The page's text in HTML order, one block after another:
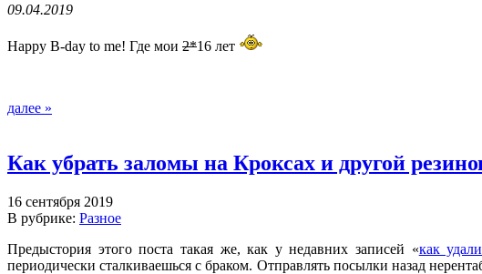
09.04.2019
Happy B-day to me! Где мои 2*16 лет
далее »
Как убрать заломы на Кроксах и другой
16 сентября 2019
В рубрике: Разное
Предыстория этого поста такая же, как у недавних записей «как
периодически сталкиваешься с браком. Отправлять посылки назад